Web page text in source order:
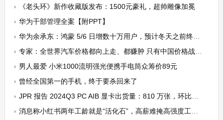
《老头环》新作收藏版发布：1500元豪礼，超帅雕像加冕
华为干部管理全案【附PPT】
华为余承东：鸿蒙 5/6 日增数十万用户，预计冬天之前终端设备数将突破 1 亿台
专家：全世界汽车价格都向上走、都赚肿 只有中国价格战很奇怪
男人最爱 小米1000流明强光便携手电筒众筹价89元
曾经全国第一的手机，终于要杀回来了
JPR 报告 2024Q3 PC AIB 显卡出货量：810 万张，环比降 14.5%、同比降 7.9%
消息称小红书两年工龄就是“活化石”，高薪难掩高强度工作与组织动荡